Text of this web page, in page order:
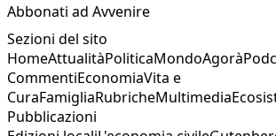
Abbonati ad Avvenire
Sezioni del sito
HomeAttualitàPoliticaMondoAgorà
CommentiEconomiaVita e
CuraFamigliaRubricheMultimedia
Pubblicazioni